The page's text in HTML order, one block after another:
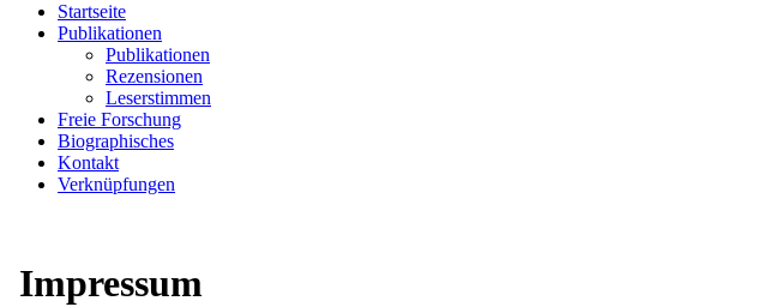
Startseite
Publikationen
Publikationen
Rezensionen
Leserstimmen
Freie Forschung
Biographisches
Kontakt
Verknüpfungen
Impressum